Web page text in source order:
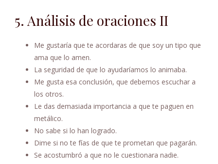
5. Análisis de oraciones II
Me gustaría que te acordaras de que soy un tipo que
ama que lo amen.
La seguridad de que lo ayudaríamos lo animaba.
Me gusta esa conclusión, que debemos escuchar a
los otros.
Le das demasiada importancia a que te paguen en
metálico.
No sabe si lo han logrado.
Dime si no te fías de que te prometan que pagarán.
Se acostumbró a que no le cuestionara nadie.